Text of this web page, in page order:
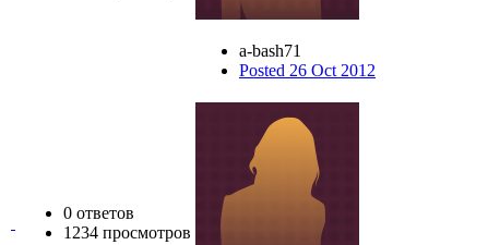
a-bash71
Posted 26 Oct 2012
0 ответов
1234 просмотров